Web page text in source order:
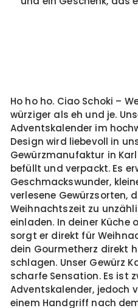
Ho ho ho. Ciao Schoki –
würziger als eh und je.
Adventskalender im
Design wird liebevoll in
Gewürzmanufaktur in
befüllt und verpackt. Es
Geschmackswunder,
verlesene Gewürzsorten,
Weihnachtszeit zu
einladen. In deiner Küche
sorgt er direkt für
dein Gourmetherz direkt
schlagen. Unser Gewürz
scharfe Sensation. Es ist
Adventskalender, jedoch
einem Handgriff nach